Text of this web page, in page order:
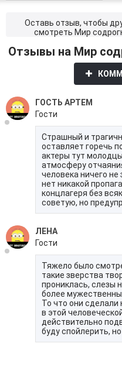
Оставь отзыв, чтобы
смотреть Мир
Отзывы на Мир
ГОСТЬ АРТЕМ
Гости
Страшный и
оставляет горечь
актеры тут
атмосферу
человека ничего не
нет никакой
концлагеря без
советую, но
ЛЕНА
Гости
Тяжело было
такие зверства
прониклась, слезы
более
То что они
в этой
действительно
буду спойлерить,